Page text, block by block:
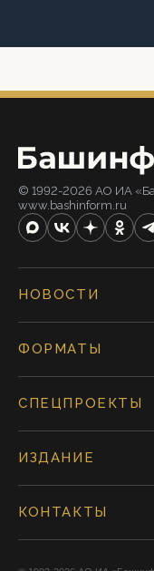
© 1992-2026 АО ИА
www.bashinform.ru
НОВОСТИ
ФОРМАТЫ
СПЕЦПРОЕКТЫ
ИЗДАНИЕ
КОНТАКТЫ